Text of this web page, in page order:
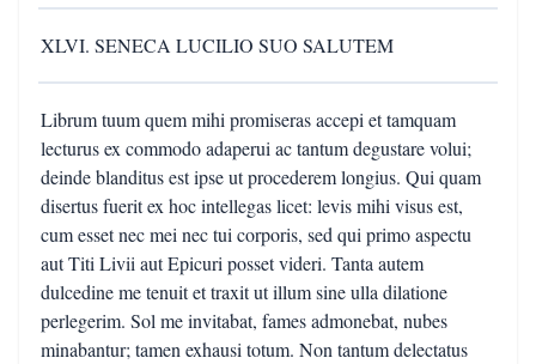
XLVI. SENECA LUCILIO SUO SALUTEM
Librum tuum quem mihi promiseras accepi et tamquam
lecturus ex commodo adaperui ac tantum degustare volui;
deinde blanditus est ipse ut procederem longius. Qui quam
disertus fuerit ex hoc intellegas licet: levis mihi visus est,
cum esset nec mei nec tui corporis, sed qui primo aspectu
aut Titi Livii aut Epicuri posset videri. Tanta autem
dulcedine me tenuit et traxit ut illum sine ulla dilatione
perlegerim. Sol me invitabat, fames admonebat, nubes
minabantur; tamen exhausi totum. Non tantum delectatus